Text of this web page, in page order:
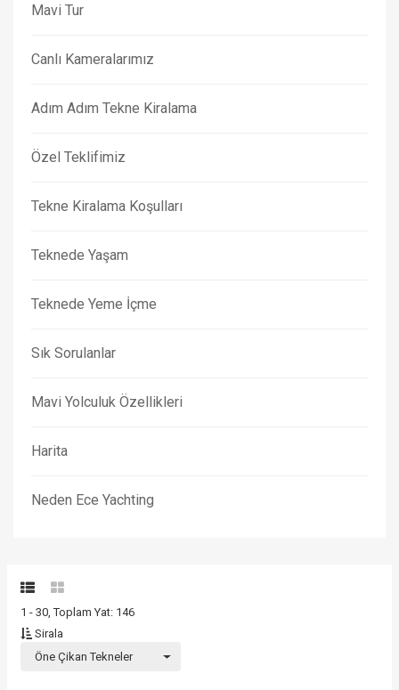
Mavi Tur
Canlı Kameralarımız
Adım Adım Tekne Kiralama
Özel Teklifimiz
Tekne Kiralama Koşulları
Teknede Yaşam
Teknede Yeme İçme
Sık Sorulanlar
Mavi Yolculuk Özellikleri
Harita
Neden Ece Yachting
1 - 30, Toplam Yat: 146
Sirala
Öne Çikan Tekneler